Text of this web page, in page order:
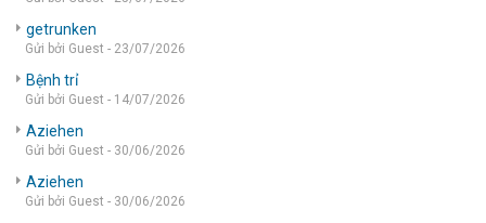
getrunken
Gửi bởi Guest - 23/07/2026
Bệnh trỉ
Gửi bởi Guest - 14/07/2026
Aziehen
Gửi bởi Guest - 30/06/2026
Aziehen
Gửi bởi Guest - 30/06/2026